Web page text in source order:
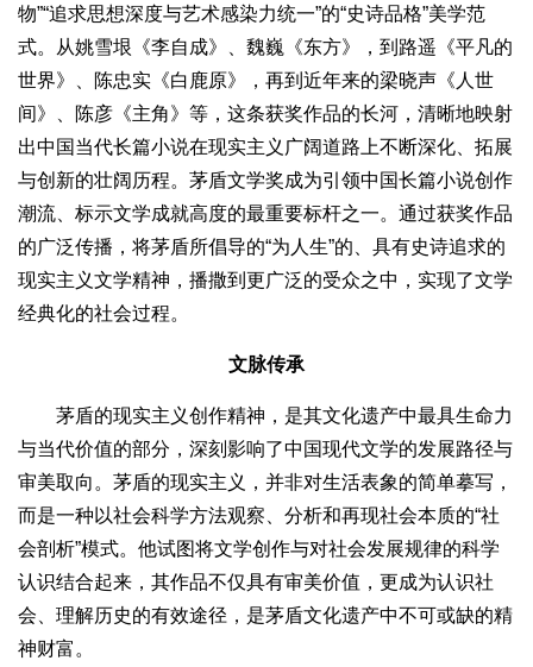
物”“追求思想深度与艺术感染力统一”的“史诗品格”美学范
式。从姚雪垠《李自成》、魏巍《东方》，到路遥《平凡的
世界》、陈忠实《白鹿原》，再到近年来的梁晓声《人世
间》、陈彦《主角》等，这条获奖作品的长河，清晰地映射
出中国当代长篇小说在现实主义广阔道路上不断深化、拓展
与创新的壮阔历程。茅盾文学奖成为引领中国长篇小说创作
潮流、标示文学成就高度的最重要标杆之一。通过获奖作品
的广泛传播，将茅盾所倡导的“为人生”的、具有史诗追求的
现实主义文学精神，播撒到更广泛的受众之中，实现了文学
经典化的社会过程。
文脉传承
茅盾的现实主义创作精神，是其文化遗产中最具生命力
与当代价值的部分，深刻影响了中国现代文学的发展路径与
审美取向。茅盾的现实主义，并非对生活表象的简单摹写，
而是一种以社会科学方法观察、分析和再现社会本质的“社
会剖析”模式。他试图将文学创作与对社会发展规律的科学
认识结合起来，其作品不仅具有审美价值，更成为认识社
会、理解历史的有效途径，是茅盾文化遗产中不可或缺的精
神财富。